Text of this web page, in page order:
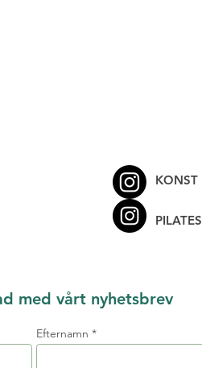
KONST
PILATES
med vårt nyhetsbrev
Efternamn